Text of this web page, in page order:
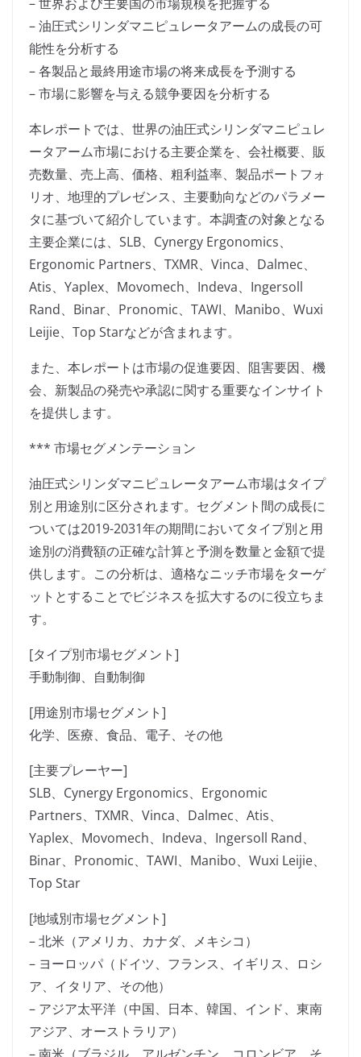
– 油圧式シリンダマニピュレータアームの成長の可
能性を分析する
– 各製品と最終用途市場の将来成長を予測する
– 市場に影響を与える競争要因を分析する
本レポートでは、世界の油圧式シリンダマニピュレ
ータアーム市場における主要企業を、会社概要、販
売数量、売上高、価格、粗利益率、製品ポートフォ
リオ、地理的プレゼンス、主要動向などのパラメー
タに基づいて紹介しています。本調査の対象となる
主要企業には、SLB、Cynergy Ergonomics、
Ergonomic Partners、TXMR、Vinca、Dalmec、
Atis、Yaplex、Movomech、Indeva、Ingersoll
Rand、Binar、Pronomic、TAWI、Manibo、Wuxi
Leijie、Top Starなどが含まれます。
また、本レポートは市場の促進要因、阻害要因、機
会、新製品の発売や承認に関する重要なインサイト
を提供します。
*** 市場セグメンテーション
油圧式シリンダマニピュレータアーム市場はタイプ
別と用途別に区分されます。セグメント間の成長に
ついては2019-2031年の期間においてタイプ別と用
途別の消費額の正確な計算と予測を数量と金額で提
供します。この分析は、適格なニッチ市場をターゲ
ットとすることでビジネスを拡大するのに役立ちま
す。
[タイプ別市場セグメント]
手動制御、自動制御
[用途別市場セグメント]
化学、医療、食品、電子、その他
[主要プレーヤー]
SLB、Cynergy Ergonomics、Ergonomic
Partners、TXMR、Vinca、Dalmec、Atis、
Yaplex、Movomech、Indeva、Ingersoll Rand、
Binar、Pronomic、TAWI、Manibo、Wuxi Leijie、
Top Star
[地域別市場セグメント]
– 北米（アメリカ、カナダ、メキシコ）
– ヨーロッパ（ドイツ、フランス、イギリス、ロシ
ア、イタリア、その他）
– アジア太平洋（中国、日本、韓国、インド、東南
アジア、オーストラリア）